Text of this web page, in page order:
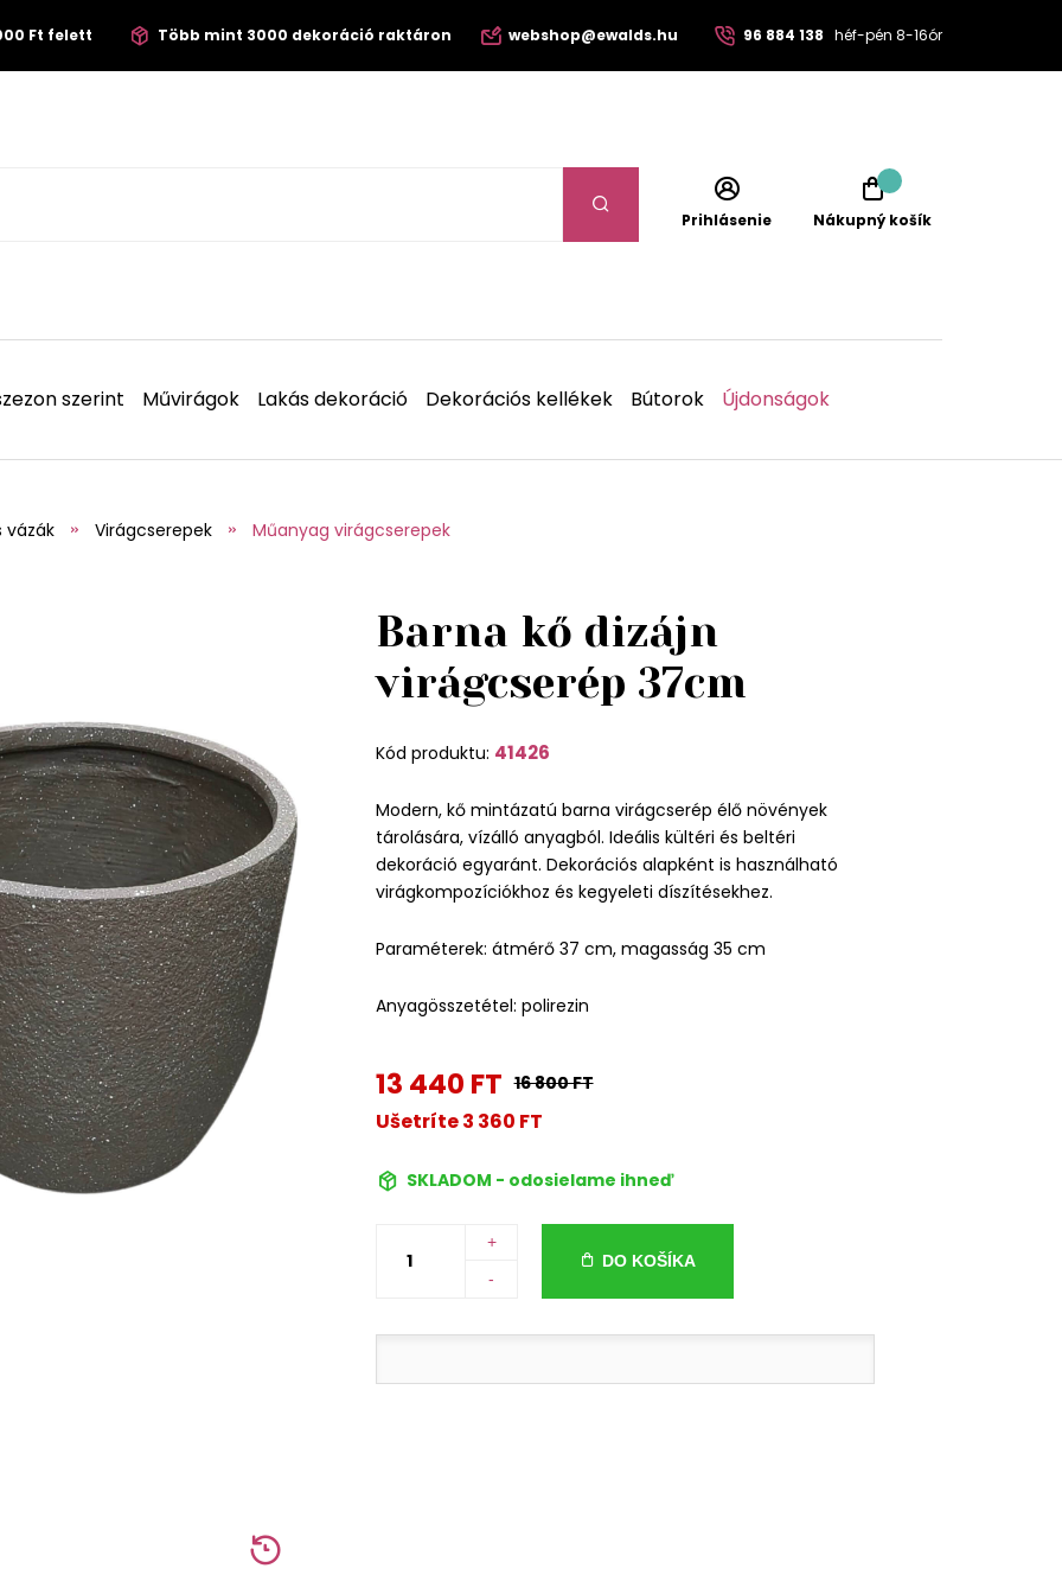
Ft felett Több mint 3000 dekoráció raktáron webshop@ewalds.hu 96 884 138 héf-pén 8-16ór
Prihlásenie Nákupný košík
szerint Művirágok Lakás dekoráció Dekorációs kellékek Bútorok Újdonságok
vázák Virágcserepek Műanyag virágcserepek
Barna kő dizájn
virágcserép 37cm
Kód produktu: 41426
Modern, kő mintázatú barna virágcserép élő növények
tárolására, vízálló anyagból. Ideális kültéri és beltéri
dekoráció egyaránt. Dekorációs alapként is használható
virágkompozíciókhoz és kegyeleti díszítésekhez.
Paraméterek: átmérő 37 cm, magasság 35 cm
Anyagösszetétel: polirezin
13 440 FT 16 800 FT
Ušetríte 3 360 FT
SKLADOM - odosielame ihneď
+
-
DO KOŠÍKA